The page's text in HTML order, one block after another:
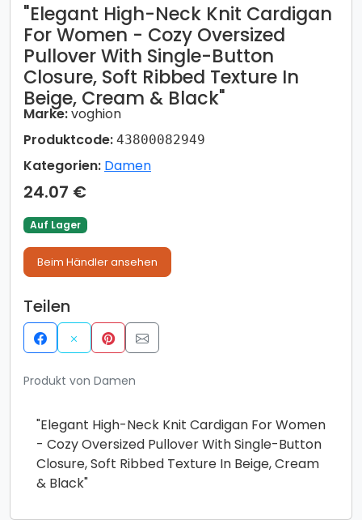
​​"Elegant High-Neck Knit Cardigan
For Women - Cozy Oversized
Pullover With Single-Button
Closure, Soft Ribbed Texture In
Beige, Cream & Black"​​
Marke:voghion
Produktcode: 43800082949
Kategorien: Damen
24.07 €
Auf Lager
Beim Händler ansehen
Teilen
Produkt von Damen
​​"Elegant High-Neck Knit Cardigan For Women
- Cozy Oversized Pullover With Single-Button
Closure, Soft Ribbed Texture In Beige, Cream
& Black"​​